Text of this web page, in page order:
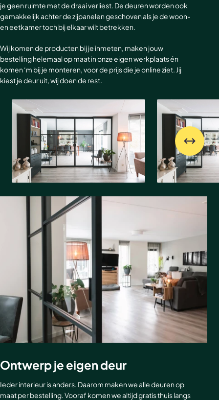
je geen ruimte met de draai verliest. De deuren worden ook
gemakkelijk achter de zijpanelen geschoven als je de woon-
en eetkamer toch bij elkaar wilt betrekken.
Wij komen de producten bij je inmeten, maken jouw
bestelling helemaal op maat in onze eigen werkplaats én
komen ‘m bij je monteren, voor de prijs die je online ziet. Jij
kiest je deur uit, wij doen de rest.
Ontwerp je eigen deur
Ieder interieur is anders. Daarom maken we alle deuren op
maat per bestelling. Vooraf komen we altijd gratis thuis langs